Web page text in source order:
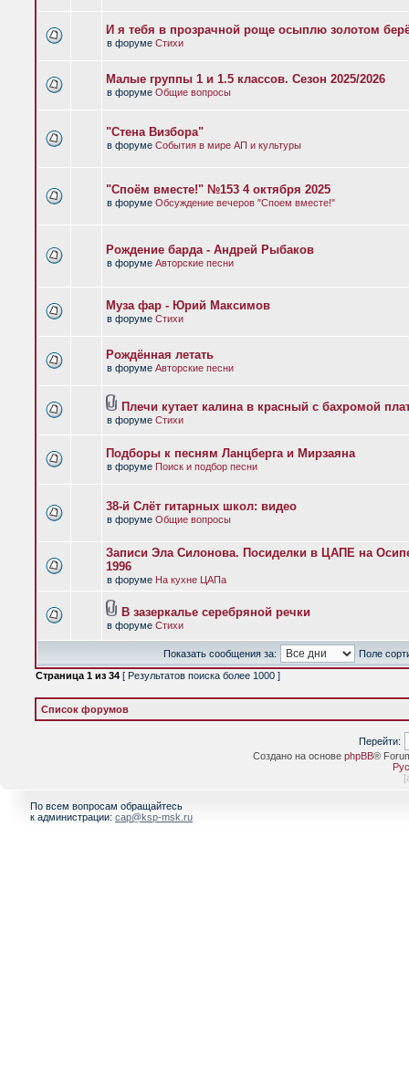
И я тебя в прозрачной роще осыплю золотом
в форуме Стихи
Малые группы 1 и 1.5 классов. Сезон 2025/2026
в форуме Общие вопросы
"Стена Визбора"
в форуме События в мире АП и культуры
"Споём вместе!" №153 4 октября 2025
в форуме Обсуждение вечеров "Споем вместе!"
Рождение барда - Андрей Рыбаков
в форуме Авторские песни
Муза фар - Юрий Максимов
в форуме Стихи
Рождённая летать
в форуме Авторские песни
Плечи кутает калина в красный с бахромой
в форуме Стихи
Подборы к песням Ланцберга и Мирзаяна
в форуме Поиск и подбор песни
38-й Слёт гитарных школ: видео
в форуме Общие вопросы
Записи Эла Силонова. Посиделки в ЦАПЕ на
1996
в форуме На кухне ЦАПа
В зазеркалье серебряной речки
в форуме Стихи
Показать сообщения за:
Поле
Страница 1 из 34 [ Результатов поиска более 1000 ]
Список форумов
Перейти:
Создано на основе phpBB®
[
По всем вопросам обращайтесь
к администрации: cap@ksp-msk.ru